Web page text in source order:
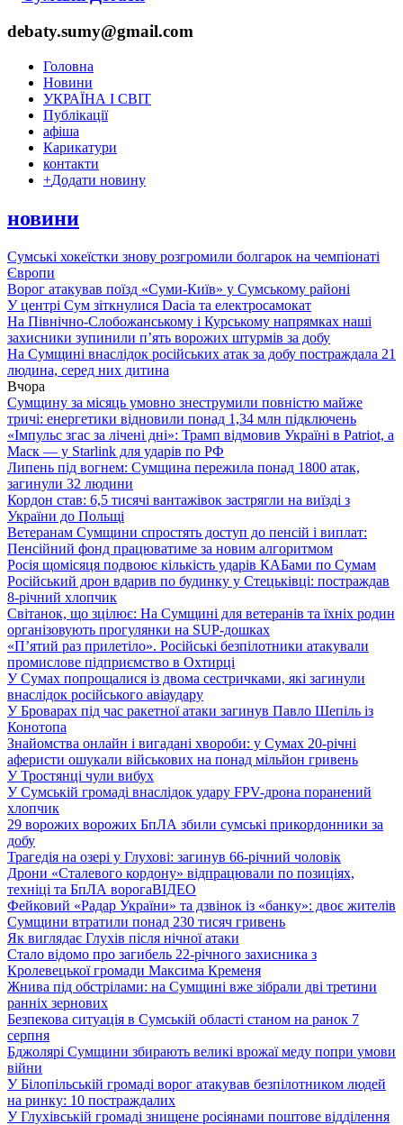
debaty.sumy@gmail.com
Головна
Новини
УКРАЇНА І СВІТ
Публікації
афіша
Карикатури
контакти
+Додати новину
новини
Сумські хокеїстки знову розгромили болгарок на чемпіонаті
Європи
Ворог атакував поїзд «Суми-Київ» у Сумському районі
У центрі Сум зіткнулися Dacia та електросамокат
На Північно-Слобожанському і Курському напрямках наші
захисники зупинили п’ять ворожих штурмів за добу
На Сумщині внаслідок російських атак за добу постраждала 21
людина, серед них дитина
Вчора
Сумщину за місяць умовно знеструмили повністю майже
тричі: енергетики відновили понад 1,34 млн підключень
«Імпульс згас за лічені дні»: Трамп відмовив Україні в Patriot, а
Маск — у Starlink для ударів по РФ
Липень під вогнем: Сумщина пережила понад 1800 атак,
загинули 32 людини
Кордон став: 6,5 тисячі вантажівок застрягли на виїзді з
України до Польщі
Ветеранам Сумщини спростять доступ до пенсій і виплат:
Пенсійний фонд працюватиме за новим алгоритмом
Росія щомісяця подвоює кількість ударів КАБами по Сумам
Російський дрон вдарив по будинку у Стецьківці: постраждав
8-річний хлопчик
Світанок, що зцілює: На Сумщині для ветеранів та їхніх родин
організовують прогулянки на SUP-дошках
«П’ятий раз прилетіло». Російські безпілотники атакували
промислове підприємство в Охтирці
У Сумах попрощалися із двома сестричками, які загинули
внаслідок російського авіаудару
У Броварах під час ракетної атаки загинув Павло Шепіль із
Конотопа
Знайомства онлайн і вигадані хвороби: у Сумах 20-річні
аферисти ошукали військових на понад мільйон гривень
У Тростянці чули вибух
У Сумській громаді внаслідок удару FPV-дрона поранений
хлопчик
29 ворожих ворожих БпЛА збили сумські прикордонники за
добу
Трагедія на озері у Глухові: загинув 66-річний чоловік
Дрони «Сталевого кордону» відпрацювали по позиціях,
техніці та БпЛА ворогаВІДЕО
Фейковий «Радар України» та дзвінок із «банку»: двоє жителів
Сумщини втратили понад 230 тисяч гривень
Як виглядає Глухів після нічної атаки
Стало відомо про загибель 22-річного захисника з
Кролевецької громади Максима Кременя
Жнива під обстрілами: на Сумщині вже зібрали дві третини
ранніх зернових
Безпекова ситуація в Сумській області станом на ранок 7
серпня
Бджолярі Сумщини збирають великі врожаї меду попри умови
війни
У Білопільській громаді ворог атакував безпілотником людей
на ринку: 10 постраждалих
У Глухівській громаді знищене росіянами поштове відділення